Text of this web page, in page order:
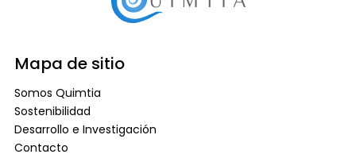
Mapa de sitio
Somos Quimtia
Sostenibilidad
Desarrollo e Investigación
Contacto